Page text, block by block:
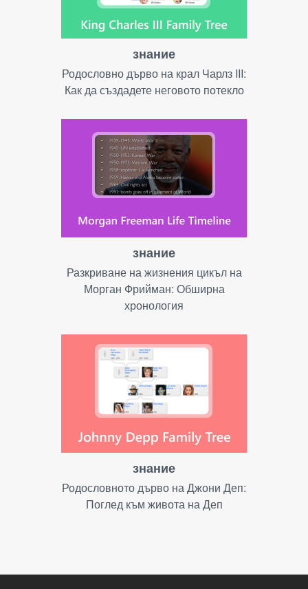
знание
Родословно дърво на крал Чарлз III:
Как да създадете неговото потекло
знание
Разкриване на жизнения цикъл на
Морган Фрийман: Обширна
хронология
знание
Родословното дърво на Джони Деп:
Поглед към живота на Деп